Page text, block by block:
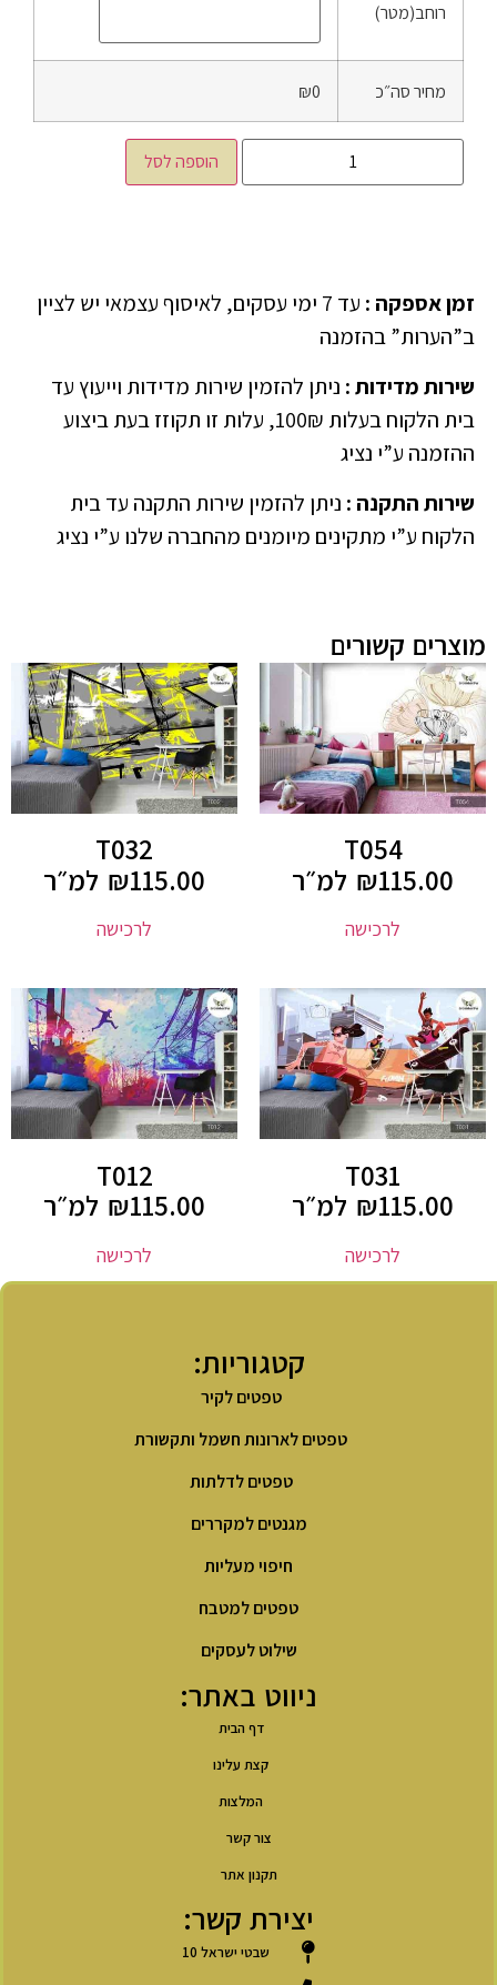
רוחב(מטר)
מחיר סה״כ ₪0
הוספה לסל
זמן אספקה :
עד 7 ימי עסקים, לאיסוף עצמאי יש לציין
ב”הערות” בהזמנה
שירות מדידות: ניתן להזמין שירות מדידות וייעוץ עד
בית הלקוח בעלות 100₪, עלות זו תקוזז בעת ביצוע
ההזמנה ע”י נציג
שירות התקנה : ניתן להזמין שירות התקנה עד בית
הלקוח ע”י מתקינים מיומנים מהחברה שלנו ע”י נציג
מוצרים קשורים
T054
₪115.00 למ״ר
לרכישה
T032
₪115.00 למ״ר
לרכישה
T031
₪115.00 למ״ר
לרכישה
T012
₪115.00 למ״ר
לרכישה
קטגוריות:
טפטים לקיר
טפטים לארונות חשמל ותקשורת
טפטים לדלתות
מגנטים למקררים
חיפוי מעליות
טפטים למטבח
שילוט לעסקים
ניווט באתר:
דף הבית
קצת עלינו
המלצות
צור קשר
תקנון אתר
יצירת קשר:
שבטי ישראל 10